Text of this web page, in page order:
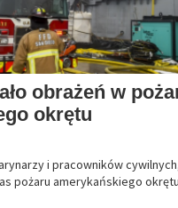
obrażeń w
okrętu
i pracowników
pożaru amerykańskiego